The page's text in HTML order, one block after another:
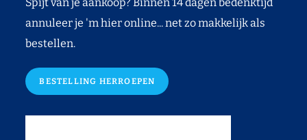
annuleer je 'm hier online... net zo makkelijk als
bestellen.
BESTELLING HERROEPEN